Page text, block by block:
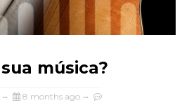
música?
8 months ago